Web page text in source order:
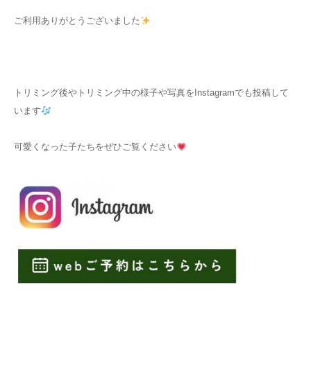
ご利用ありがとうございました
トリミング後やトリミング中の様子や写真をInstagramでも投稿して
います
可愛くなった子たちをぜひご覧ください